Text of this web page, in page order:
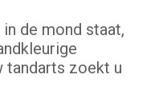
de mond staat,
tandarts zoekt u